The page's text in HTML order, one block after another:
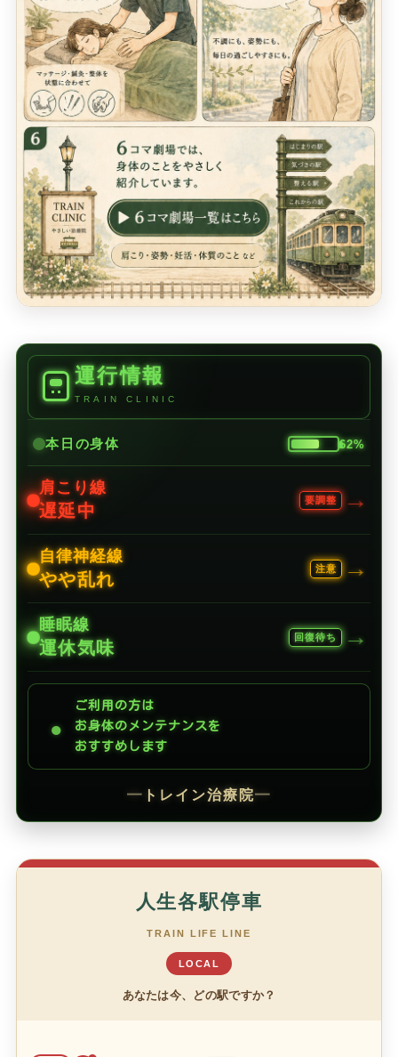
運行情報
TRAIN CLINIC
本日の身体 62%
肩こり線
遅延中
要調整 →
自律神経線
やや乱れ
注意 →
睡眠線
運休気味
回復待ち →
●
ご利用の方は
お身体のメンテナンスを
おすすめします
━ トレイン治療院━
人生各駅停車
TRAIN LIFE LINE
LOCAL
あなたは今、どの駅ですか？